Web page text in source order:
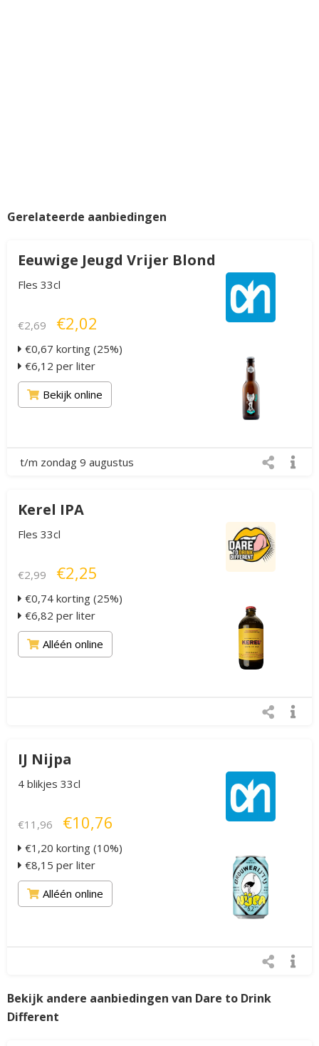
Gerelateerde aanbiedingen
Eeuwige Jeugd Vrijer Blond
Fles 33cl
€2,69 €2,02
€0,67 korting (25%)
€6,12 per liter
Bekijk online
t/m zondag 9 augustus
Kerel IPA
Fles 33cl
€2,99 €2,25
€0,74 korting (25%)
€6,82 per liter
Alléén online
IJ Nijpa
4 blikjes 33cl
€11,96 €10,76
€1,20 korting (10%)
€8,15 per liter
Alléén online
Bekijk andere aanbiedingen van Dare to Drink
Different